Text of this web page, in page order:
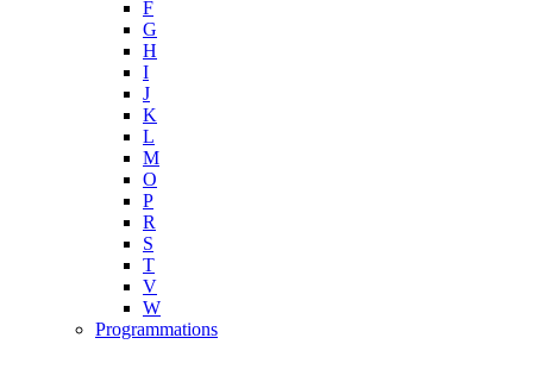
F
G
H
I
J
K
L
M
O
P
R
S
T
V
W
Programmations